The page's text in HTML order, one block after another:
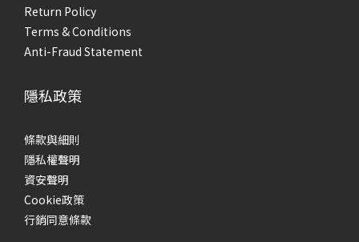
Return Policy
Terms & Conditions
Anti-Fraud Statement
隱私政策
條款與細則
隱私權聲明
資安聲明
Cookie政策
行銷同意條款